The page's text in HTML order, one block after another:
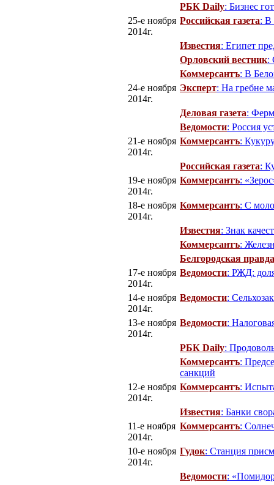
РБК Daily: Бизнес
25-е ноября
2014г.
Российская газета: В
Известия: Египет
Орловский вестник:
Коммерсантъ: В
24-е ноября
2014г.
Эксперт: На гребне
Деловая газета:
Ведомости: Россия
21-е ноября
2014г.
Коммерсантъ:
Российская газета:
19-е ноября
2014г.
Коммерсантъ:
18-е ноября
2014г.
Коммерсантъ: С
Известия: Знак
Коммерсантъ:
Белгородская правда
17-е ноября
2014г.
Ведомости: РЖД: доля
14-е ноября
2014г.
Ведомости:
13-е ноября
2014г.
Ведомости:
РБК Daily:
Коммерсантъ:
санкций
12-е ноября
2014г.
Коммерсантъ:
Известия: Банки
11-е ноября
2014г.
Коммерсантъ:
10-е ноября
2014г.
Гудок: Станция
Ведомости: